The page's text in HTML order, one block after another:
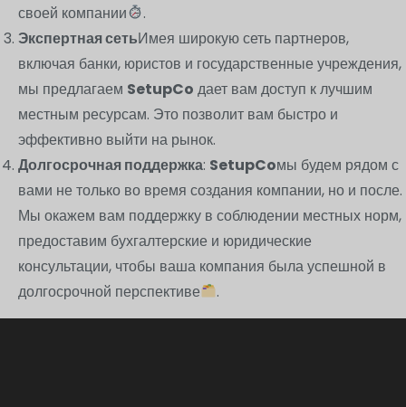
своей компании
.
Экспертная сетьИмея широкую сеть партнеров,
включая банки, юристов и государственные учреждения,
мы предлагаем SetupCo дает вам доступ к лучшим
местным ресурсам. Это позволит вам быстро и
эффективно выйти на рынок.
Долгосрочная поддержка: SetupCoмы будем рядом с
вами не только во время создания компании, но и после.
Мы окажем вам поддержку в соблюдении местных норм,
предоставим бухгалтерские и юридические
консультации, чтобы ваша компания была успешной в
долгосрочной перспективе
.